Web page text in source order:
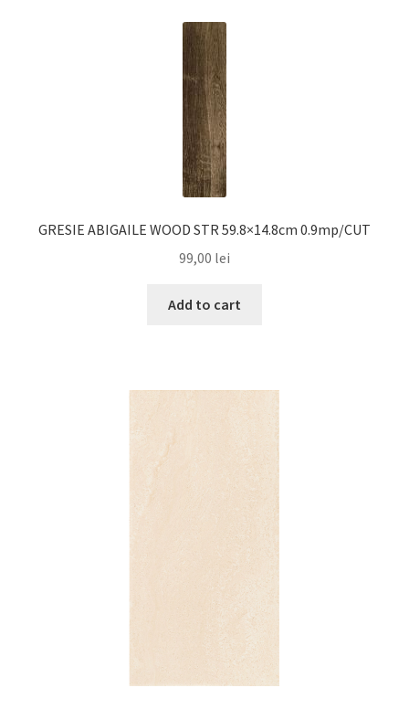
GRESIE ABIGAILE WOOD STR 59.8×14.8cm 0.9mp/CUT
99,00 lei
Add to cart